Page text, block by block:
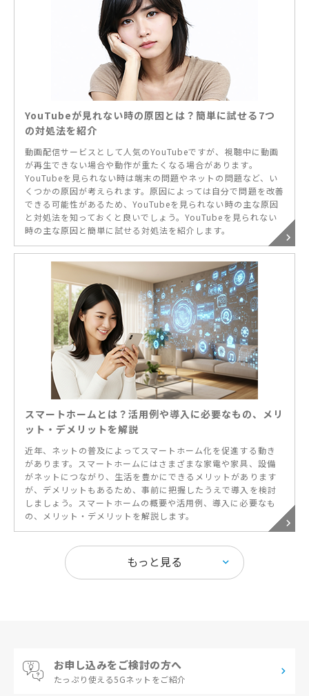
YouTubeが見れない時の原因とは？簡単に試せる7つ
の対処法を紹介
動画配信サービスとして人気のYouTubeですが、視聴中に動画
が再生できない場合や動作が重たくなる場合があります。
YouTubeを見られない時は端末の問題やネットの問題など、い
くつかの原因が考えられます。原因によっては自分で問題を改善
できる可能性があるため、YouTubeを見られない時の主な原因
と対処法を知っておくと良いでしょう。YouTubeを見られない
時の主な原因と簡単に試せる対処法を紹介します。
スマートホームとは？活用例や導入に必要なもの、メリ
ット・デメリットを解説
近年、ネットの普及によってスマートホーム化を促進する動き
があります。スマートホームにはさまざまな家電や家具、設備
がネットにつながり、生活を豊かにできるメリットがあります
が、デメリットもあるため、事前に把握したうえで導入を検討
しましょう。スマートホームの概要や活用例、導入に必要なも
の、メリット・デメリットを解説します。
お申し込みをご検討の方へ
たっぷり使える5Gネットをご紹介